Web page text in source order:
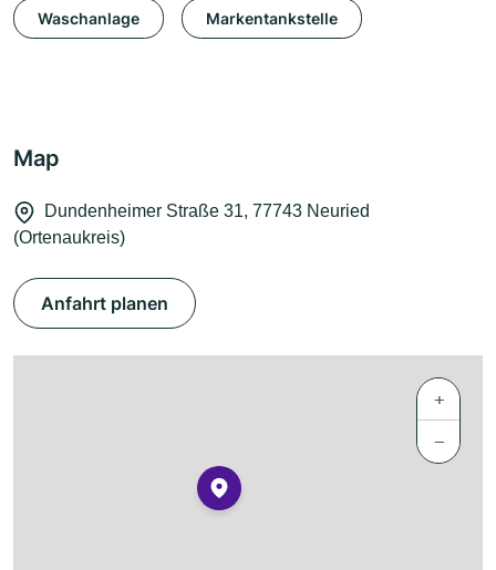
Waschanlage Markentankstelle
Map
Dundenheimer Straße 31, 77743 Neuried
(Ortenaukreis)
Anfahrt planen
+
−